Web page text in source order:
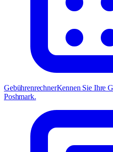
GebührenrechnerKennen Sie Ihre
Poshmark.